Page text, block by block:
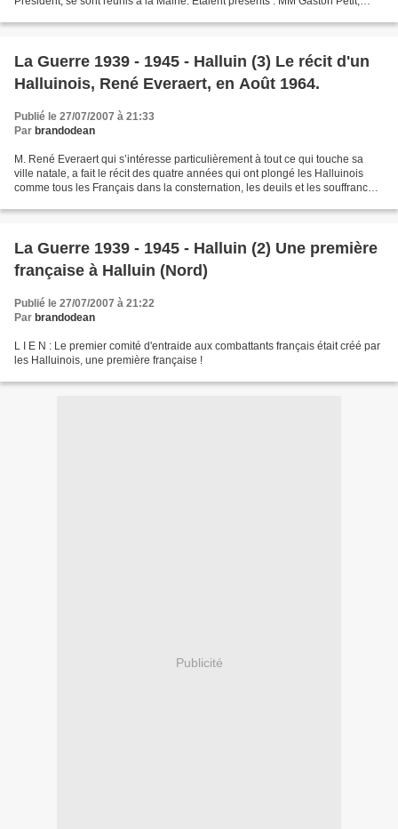
La Guerre 1939 - 1945 - Halluin (3) Le récit d'un
Halluinois, René Everaert, en Août 1964.
Publié le 27/07/2007 à 21:33
Par brandodean
M. René Everaert qui s’intéresse particulièrement à tout ce qui touche sa
ville natale, a fait le récit des quatre années qui ont plongé les Halluinois
comme tous les Français dans la consternation, les deuils et les souffrances,
La Guerre 1939 - 1945 - Halluin (2) Une première
française à Halluin (Nord)
Publié le 27/07/2007 à 21:22
Par brandodean
L I E N : Le premier comité d'entraide aux combattants français était créé par
les Halluinois, une première française !
Publicité